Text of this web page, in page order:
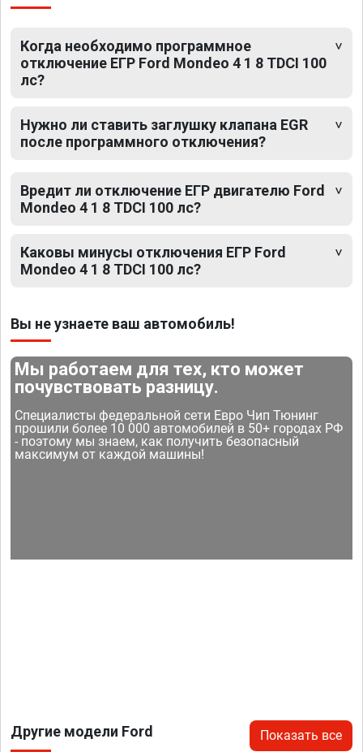
Когда необходимо программное
отключение ЕГР Ford Mondeo 4 1 8 TDCI 100
лс?
Нужно ли ставить заглушку клапана EGR
после программного отключения?
Вредит ли отключение ЕГР двигателю Ford
Mondeo 4 1 8 TDCI 100 лс?
Каковы минусы отключения ЕГР Ford
Mondeo 4 1 8 TDCI 100 лс?
Вы не узнаете ваш автомобиль!
Мы работаем для тех, кто может
почувствовать разницу.
Специалисты федеральной сети Евро Чип Тюнинг
прошили более 10 000 автомобилей в 50+ городах РФ
- поэтому мы знаем, как получить безопасный
максимум от каждой машины!
Другие модели Ford Показать все